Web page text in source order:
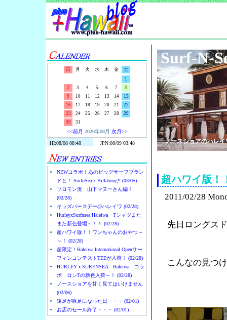
日 月 火 水 木 金
土
1
2
3 4 5 6 7
8
9
10 11 12 13 14
15
16
17 18 19 20 21
22
23
24 25 26 27 28
29
30
31
<<前月 2026年08月 次月>>
NEWコラボ！あのビッグサーフブラン
ドと！ SurfnSea x Billabong!! (03/05)
ソロモン流 山下マヌーさん編！
(02/28)
キッズバースデー@ハレイワ (02/28)
HurleyxSurfnsea Haleiwa Tシャツまた
また新色登場～！！ (02/28)
超ハワイ版！！ワンちゃんのおやつ～
～！ (02/28)
超限定！Haleiwa International Openサー
フィンコンテストTEEが入荷！ (02/28)
HURLEYｘSURFNSEA Haleiwa コラ
ボ ロンTの新色入荷～！ (02/28)
ノースショアを甘く見てはいけません
(02/06)
遠足が豚足になった日・・・ (02/01)
お店のセール終了・・・ (02/01)
Surf-N-
ノースショアのハレ
超ハワイ版！
2011/02/28
先日ロングス
こんなの見つ